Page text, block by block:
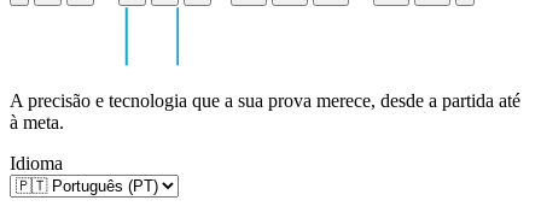
A precisão e tecnologia que a sua prova merece, desde a partida até
à meta.
Idioma